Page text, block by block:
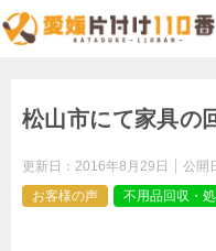
松山市にて家具
更新日： 2016年8月29日 公開
お客様の声
不用品回収・